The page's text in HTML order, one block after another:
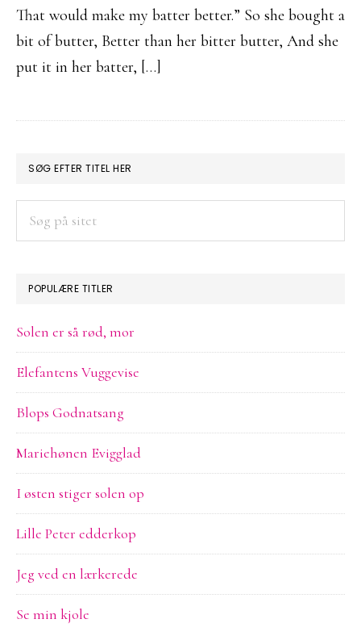
That would make my batter better.” So she bought a
bit of butter, Better than her bitter butter, And she
put it in her batter, […]
PRIMÆR
SIDEBAR
SØG EFTER TITEL HER
POPULÆRE TITLER
Solen er så rød, mor
Elefantens Vuggevise
Blops Godnatsang
Mariehønen Evigglad
I østen stiger solen op
Lille Peter edderkop
Jeg ved en lærkerede
Se min kjole